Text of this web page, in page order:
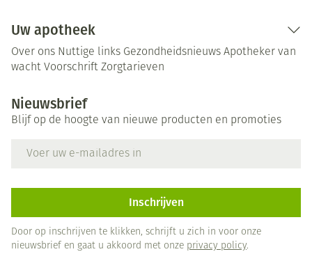
Uw apotheek
Over ons Nuttige links Gezondheidsnieuws Apotheker van
wacht Voorschrift Zorgtarieven
Nieuwsbrief
Blijf op de hoogte van nieuwe producten en promoties
Inschrijven
Door op inschrijven te klikken, schrijft u zich in voor onze
nieuwsbrief en gaat u akkoord met onze privacy policy.